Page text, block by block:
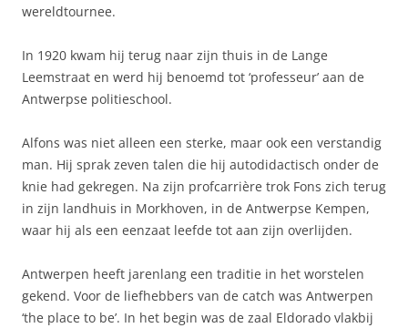
wereldtournee.
In 1920 kwam hij terug naar zijn thuis in de Lange
Leemstraat en werd hij benoemd tot ‘professeur’ aan de
Antwerpse politieschool.
Alfons was niet alleen een sterke, maar ook een verstandig
man. Hij sprak zeven talen die hij autodidactisch onder de
knie had gekregen. Na zijn profcarrière trok Fons zich terug
in zijn landhuis in Morkhoven, in de Antwerpse Kempen,
waar hij als een eenzaat leefde tot aan zijn overlijden.
Antwerpen heeft jarenlang een traditie in het worstelen
gekend. Voor de liefhebbers van de catch was Antwerpen
‘the place to be’. In het begin was de zaal Eldorado vlakbij